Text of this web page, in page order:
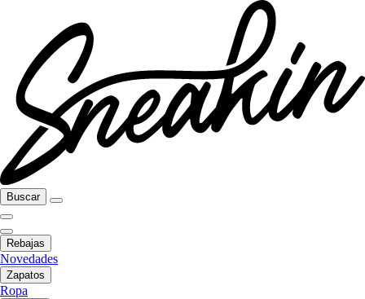
Buscar
Rebajas
Novedades
Zapatos
Ropa